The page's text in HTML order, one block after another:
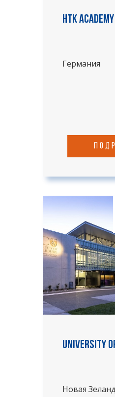
HTK academy
Германия
University
Новая